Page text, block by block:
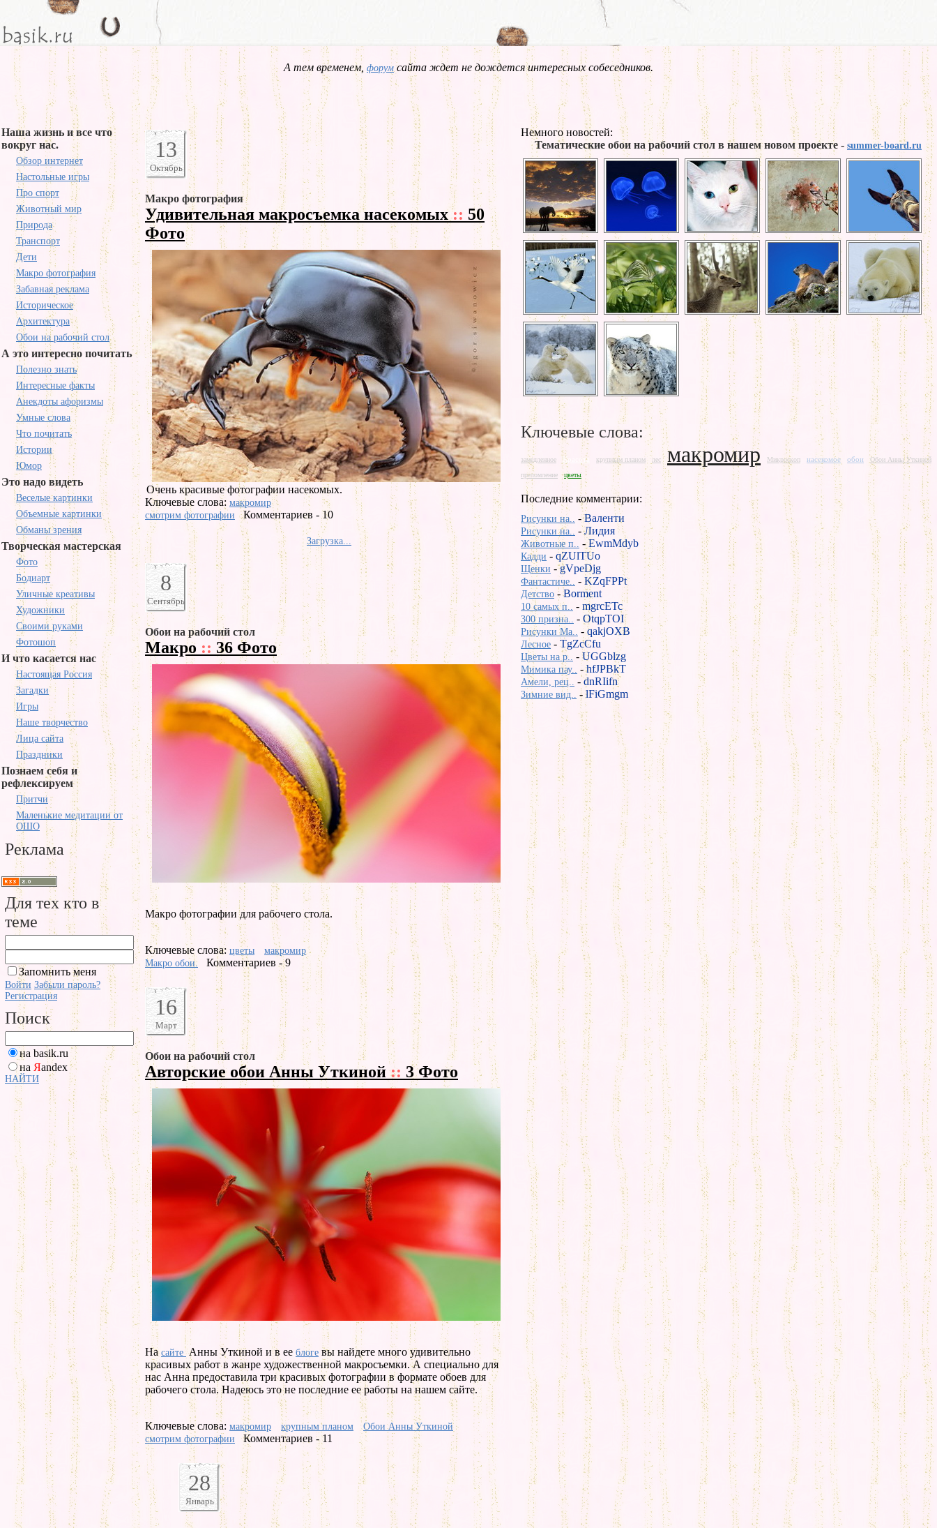
А тем временем, форум сайта ждет не дождется интересных собеседников.
Наша жизнь и все что
вокруг нас.
Обзор интернет
Настольные игры
Про спорт
Животный мир
Природа
Транспорт
Дети
Макро фотография
Забавная реклама
Историческое
Архитектура
Обои на рабочий стол
А это интересно почитать
Полезно знать
Интересные факты
Анекдоты афоризмы
Умные слова
Что почитать
Истории
Юмор
Это надо видеть
Веселые картинки
Объемные картинки
Обманы зрения
Творческая мастерская
Фото
Бодиарт
Уличные креативы
Художники
Своими руками
Фотошоп
И что касается нас
Настоящая Россия
Загадки
Игры
Наше творчество
Лица сайта
Праздники
Познаем себя и
рефлексируем
Притчи
Маленькие медитации от
ОШО
Реклама
Для тех кто в
теме
Запомнить меня
Войти Забыли пароль?
Регистрация
Поиск
на basik.ru
на Яandex
НАЙТИ
13
Октябрь
Макро фотография
Удивительная макросъемка насекомых:: 50
Фото
Очень красивые фотографии насекомых.
Ключевые слова: макромир
смотрим фотографии
Комментариев - 10
Загрузка...
8
Сентябрь
Обои на рабочий стол
Макро :: 36 Фото
Макро фотографии для рабочего стола.
Ключевые слова: цветы
макромир
Макро обои.
Комментариев - 9
16
Март
Обои на рабочий стол
Авторские обои Анны Уткиной:: 3 Фото
НасайтеАнны Уткиной и в ее блоге вы найдете много удивительно
красивых работ в жанре художественной макросъемки. А специально для
нас Анна предоставила три красивых фотографии в формате обоев для
рабочего стола. Надеюсь это не последние ее работы на нашем сайте.
Ключевые слова: макромир крупным планом
Обои Анны Уткиной
смотрим фотографии
Комментариев - 11
28
Январь
Немного новостей:
Тематические обои на рабочий стол в нашем новом проекте - summer-board.ru
Ключевые слова:
замедленное Красота крупным планом лес макромир Микроскоп насекомое обои
Обои Анны Уткиной
преломление
цветы
Последние комментарии:
Рисунки на.. -Валенти
Рисунки на.. -Лидия
Животные п.. -EwmMdyb
Кадди - qZUlTUo
Щенки -gVpeDjg
Фантастиче.. - KZqFPPt
Детство -Borment
10 самых п.. - mgrcETc
300 призна.. - OtqpTOI
Рисунки Ma.. -qakjOXB
Лесное - TgZcCfu
Цветы на р.. - UGGblzg
Мимика пау.. -hfJPBkT
Амели, рец.. -dnRIifn
Зимние вид.. -lFiGmgm